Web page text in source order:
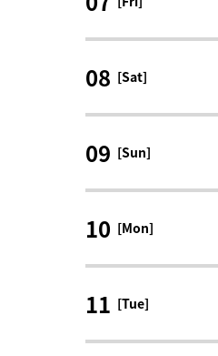
08 [Sat]
09 [Sun]
10 [Mon]
11 [Tue]